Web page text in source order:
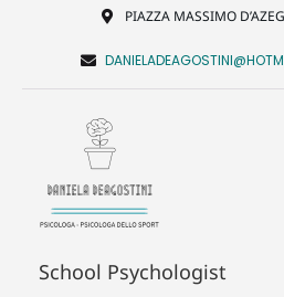
PIAZZA MASSIMO
School Psychologist